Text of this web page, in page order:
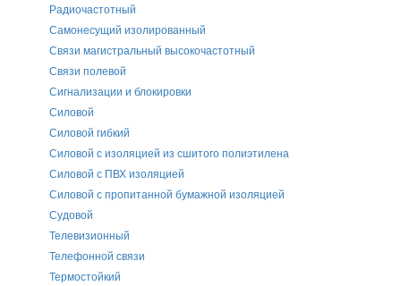
Радиочастотный
Самонесущий изолированный
Связи магистральный высокочастотный
Связи полевой
Сигнализации и блокировки
Силовой
Силовой гибкий
Силовой с изоляцией из сшитого полиэтилена
Силовой с ПВХ изоляцией
Силовой с пропитанной бумажной изоляцией
Судовой
Телевизионный
Телефонной связи
Термостойкий